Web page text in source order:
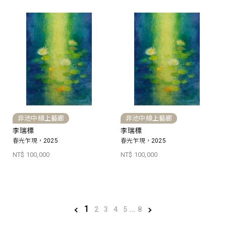
非池中線上藝廊
李瑞標
春光乍現，2025
NT$ 100,000
非池中線上藝廊
李瑞標
春光乍現，2025
NT$ 100,000
1 2 3 4 5 ... 8